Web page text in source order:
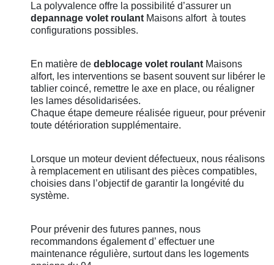
La polyvalence offre la possibilité d’assurer un
depannage volet roulant Maisons alfort à toutes
configurations possibles.
En matière de deblocage volet roulant Maisons
alfort, les interventions se basent souvent sur libérer le
tablier coincé, remettre le axe en place, ou réaligner
les lames désolidarisées.
Chaque étape demeure réalisée rigueur, pour prévenir
toute détérioration supplémentaire.
Lorsque un moteur devient défectueux, nous réalisons
à remplacement en utilisant des pièces compatibles,
choisies dans l’objectif de garantir la longévité du
système.
Pour prévenir des futures pannes, nous
recommandons également d’ effectuer une
maintenance régulière, surtout dans les logements